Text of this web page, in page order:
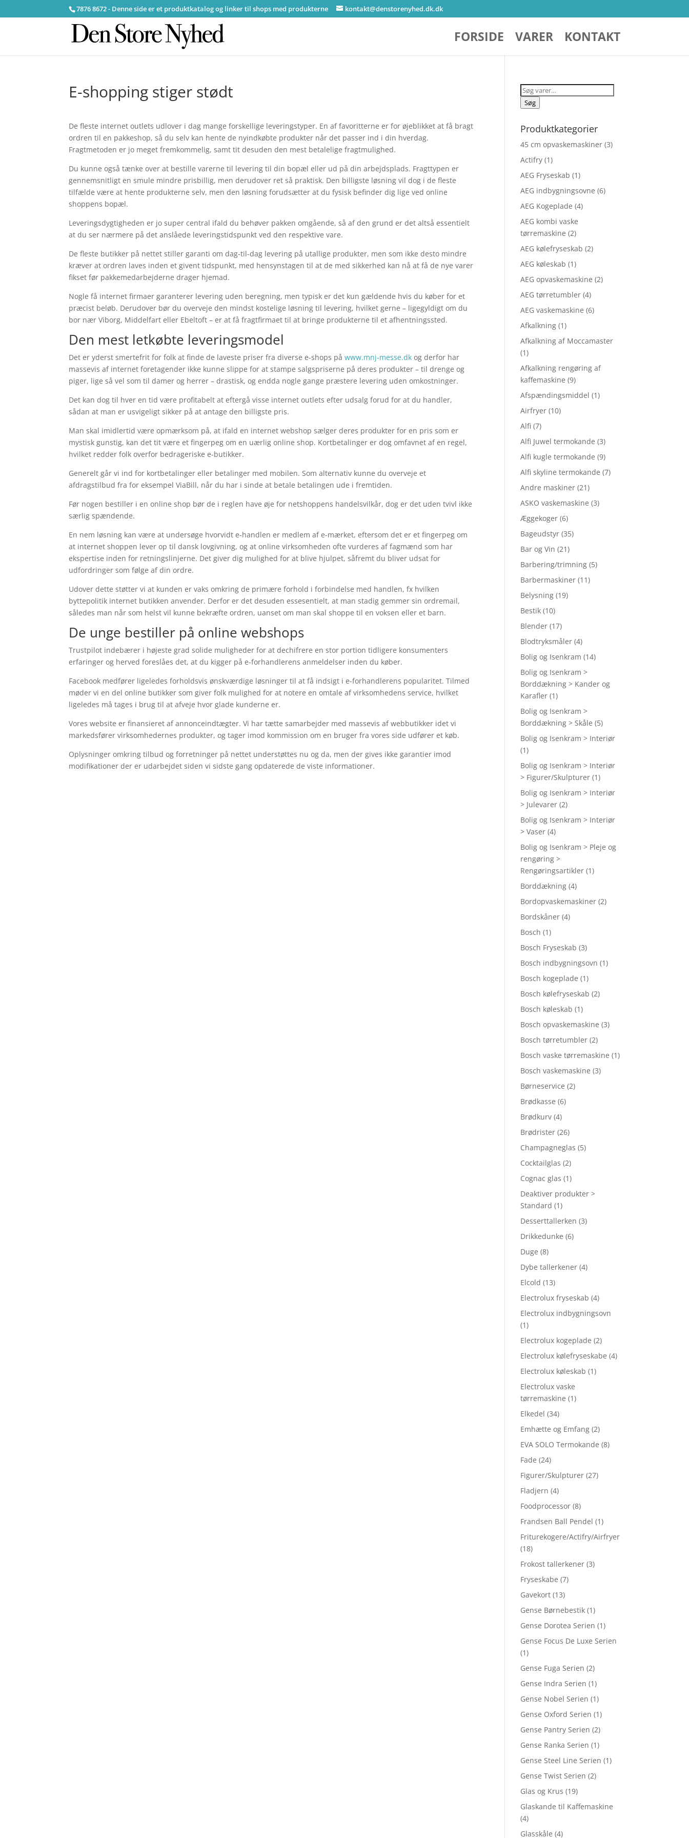
7876 8672 - Denne side er et produktkatalog og linker til shops med produkterne kontakt@denstorenyhed.dk.dk
FORSIDE VARER KONTAKT
E-shopping stiger stødt
De fleste internet outlets udlover i dag mange forskellige leveringstyper. En af favoritterne er for øjeblikket at få bragt
ordren til en pakkeshop, så du selv kan hente de nyindkøbte produkter når det passer ind i din hverdag.
Fragtmetoden er jo meget fremkommelig, samt tit desuden den mest betalelige fragtmulighed.
Du kunne også tænke over at bestille varerne til levering til din bopæl eller ud på din arbejdsplads. Fragttypen er
gennemsnitligt en smule mindre prisbillig, men derudover ret så praktisk. Den billigste løsning vil dog i de fleste
tilfælde være at hente produkterne selv, men den løsning forudsætter at du fysisk befinder dig lige ved online
shoppens bopæl.
Leveringsdygtigheden er jo super central ifald du behøver pakken omgående, så af den grund er det altså essentielt
at du ser nærmere på det anslåede leveringstidspunkt ved den respektive vare.
De fleste butikker på nettet stiller garanti om dag-til-dag levering på utallige produkter, men som ikke desto mindre
kræver at ordren laves inden et givent tidspunkt, med hensynstagen til at de med sikkerhed kan nå at få de nye varer
fikset før pakkemedarbejderne drager hjemad.
Nogle få internet firmaer garanterer levering uden beregning, men typisk er det kun gældende hvis du køber for et
præcist beløb. Derudover bør du overveje den mindst kostelige løsning til levering, hvilket gerne – ligegyldigt om du
bor nær Viborg, Middelfart eller Ebeltoft – er at få fragtfirmaet til at bringe produkterne til et afhentningssted.
Den mest letkøbte leveringsmodel
Det er yderst smertefrit for folk at finde de laveste priser fra diverse e-shops påwww.mnj-messe.dk og derfor har
massevis af internet foretagender ikke kunne slippe for at stampe salgspriserne på deres produkter – til drenge og
piger, lige så vel som til damer og herrer – drastisk, og endda nogle gange præstere levering uden omkostninger.
Det kan dog til hver en tid være profitabelt at eftergå visse internet outlets efter udsalg forud for at du handler,
sådan at man er usvigeligt sikker på at antage den billigste pris.
Man skal imidlertid være opmærksom på, at ifald en internet webshop sælger deres produkter for en pris som er
mystisk gunstig, kan det tit være et fingerpeg om en uærlig online shop. Kortbetalinger er dog omfavnet af en regel,
hvilket redder folk overfor bedrageriske e-butikker.
Generelt går vi ind for kortbetalinger eller betalinger med mobilen. Som alternativ kunne du overveje et
afdragstilbud fra for eksempel ViaBill, når du har i sinde at betale betalingen ude i fremtiden.
Før nogen bestiller i en online shop bør de i reglen have øje for netshoppens handelsvilkår, dog er det uden tvivl ikke
særlig spændende.
En nem løsning kan være at undersøge hvorvidt e-handlen er medlem af e-mærket, eftersom det er et fingerpeg om
at internet shoppen lever op til dansk lovgivning, og at online virksomheden ofte vurderes af fagmænd som har
ekspertise inden for retningslinjerne. Det giver dig mulighed for at blive hjulpet, såfremt du bliver udsat for
udfordringer som følge af din ordre.
Udover dette støtter vi at kunden er vaks omkring de primære forhold i forbindelse med handlen, fx hvilken
byttepolitik internet butikken anvender. Derfor er det desuden essesentielt, at man stadig gemmer sin ordremail,
således man når som helst vil kunne bekræfte ordren, uanset om man skal shoppe til en voksen eller et barn.
De unge bestiller på online webshops
Trustpilot indebærer i højeste grad solide muligheder for at dechifrere en stor portion tidligere konsumenters
erfaringer og herved foreslåes det, at du kigger på e-forhandlerens anmeldelser inden du køber.
Facebook medfører ligeledes forholdsvis ønskværdige løsninger til at få indsigt i e-forhandlerens popularitet. Tilmed
møder vi en del online butikker som giver folk mulighed for at notere en omtale af virksomhedens service, hvilket
ligeledes må tages i brug til at afveje hvor glade kunderne er.
Vores website er finansieret af annonceindtægter. Vi har tætte samarbejder med massevis af webbutikker idet vi
markedsfører virksomhedernes produkter, og tager imod kommission om en bruger fra vores side udfører et køb.
Oplysninger omkring tilbud og forretninger på nettet understøttes nu og da, men der gives ikke garantier imod
modifikationer der er udarbejdet siden vi sidste gang opdaterede de viste informationer.
Søg
efter:
Søg
Produktkategorier
45 cm opvaskemaskiner (3)
Actifry (1)
AEG Fryseskab (1)
AEG indbygningsovne (6)
AEG Kogeplade (4)
AEG kombi vaske
tørremaskine (2)
AEG kølefryseskab (2)
AEG køleskab (1)
AEG opvaskemaskine (2)
AEG tørretumbler (4)
AEG vaskemaskine (6)
Afkalkning (1)
Afkalkning af Moccamaster
(1)
Afkalkning rengøring af
kaffemaskine (9)
Afspændingsmiddel (1)
Airfryer (10)
Alfi (7)
Alfi Juwel termokande (3)
Alfi kugle termokande (9)
Alfi skyline termokande (7)
Andre maskiner (21)
ASKO vaskemaskine (3)
Æggekoger (6)
Bageudstyr (35)
Bar og Vin (21)
Barbering/trimning (5)
Barbermaskiner (11)
Belysning (19)
Bestik (10)
Blender (17)
Blodtryksmåler (4)
Bolig og Isenkram (14)
Bolig og Isenkram >
Borddækning > Kander og
Karafler (1)
Bolig og Isenkram >
Borddækning > Skåle (5)
Bolig og Isenkram > Interiør
(1)
Bolig og Isenkram > Interiør
> Figurer/Skulpturer (1)
Bolig og Isenkram > Interiør
> Julevarer (2)
Bolig og Isenkram > Interiør
> Vaser (4)
Bolig og Isenkram > Pleje og
rengøring >
Rengøringsartikler (1)
Borddækning (4)
Bordopvaskemaskiner (2)
Bordskåner (4)
Bosch (1)
Bosch Fryseskab (3)
Bosch indbygningsovn (1)
Bosch kogeplade (1)
Bosch kølefryseskab (2)
Bosch køleskab (1)
Bosch opvaskemaskine (3)
Bosch tørretumbler (2)
Bosch vaske tørremaskine (1)
Bosch vaskemaskine (3)
Børneservice (2)
Brødkasse (6)
Brødkurv (4)
Brødrister (26)
Champagneglas (5)
Cocktailglas (2)
Cognac glas (1)
Deaktiver produkter >
Standard (1)
Desserttallerken (3)
Drikkedunke (6)
Duge (8)
Dybe tallerkener (4)
Elcold (13)
Electrolux fryseskab (4)
Electrolux indbygningsovn
(1)
Electrolux kogeplade (2)
Electrolux kølefryseskabe (4)
Electrolux køleskab (1)
Electrolux vaske
tørremaskine (1)
Elkedel (34)
Emhætte og Emfang (2)
EVA SOLO Termokande (8)
Fade (24)
Figurer/Skulpturer (27)
Fladjern (4)
Foodprocessor (8)
Frandsen Ball Pendel (1)
Friturekogere/Actifry/Airfryer
(18)
Frokost tallerkener (3)
Fryseskabe (7)
Gavekort (13)
Gense Børnebestik (1)
Gense Dorotea Serien (1)
Gense Focus De Luxe Serien
(1)
Gense Fuga Serien (2)
Gense Indra Serien (1)
Gense Nobel Serien (1)
Gense Oxford Serien (1)
Gense Pantry Serien (2)
Gense Ranka Serien (1)
Gense Steel Line Serien (1)
Gense Twist Serien (2)
Glas og Krus (19)
Glaskande til Kaffemaskine
(4)
Glasskåle (4)